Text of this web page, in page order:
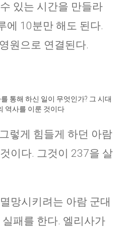
있는 시간을 만들라
에 10분만 해도 된다.
원으로 연결된다.
통해 하신 일이 무엇인가? 그 시대
역사를 이룬 것이다
렇게 힘들게 하던 아람
이다. 그것이 237을 살
망시키려는 아람 군대
패를 한다. 엘리사가